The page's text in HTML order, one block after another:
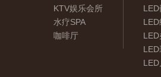
KTV娱乐会所
水疗SPA
咖啡厅